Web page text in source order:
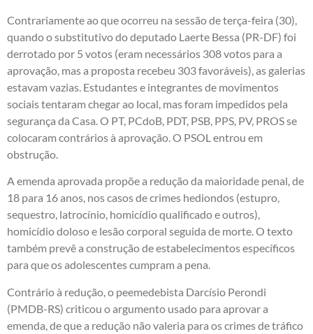
Contrariamente ao que ocorreu na sessão de terça-feira (30),
quando o substitutivo do deputado Laerte Bessa (PR-DF) foi
derrotado por 5 votos (eram necessários 308 votos para a
aprovação, mas a proposta recebeu 303 favoráveis), as galerias
estavam vazias. Estudantes e integrantes de movimentos
sociais tentaram chegar ao local, mas foram impedidos pela
segurança da Casa. O PT, PCdoB, PDT, PSB, PPS, PV, PROS se
colocaram contrários à aprovação. O PSOL entrou em
obstrução.
A emenda aprovada propõe a redução da maioridade penal, de
18 para 16 anos, nos casos de crimes hediondos (estupro,
sequestro, latrocínio, homicídio qualificado e outros),
homicídio doloso e lesão corporal seguida de morte. O texto
também prevê a construção de estabelecimentos específicos
para que os adolescentes cumpram a pena.
Contrário à redução, o peemedebista Darcísio Perondi
(PMDB-RS) criticou o argumento usado para aprovar a
emenda, de que a redução não valeria para os crimes de tráfico